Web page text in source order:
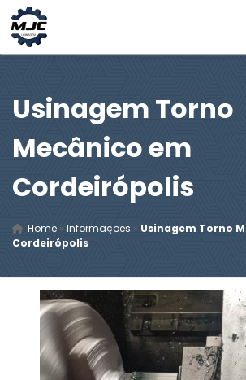
Usinagem Torno
Mecânico em
Cordeirópolis
Home » Informações » Usinagem Torno
Cordeirópolis